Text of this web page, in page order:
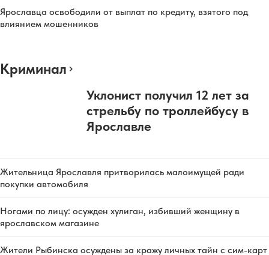
Ярославца освободили от выплат по кредиту, взятого под
влиянием мошенников
Криминал
Уклонист получил 12 лет за
стрельбу по троллейбусу в
Ярославле
Жительница Ярославля притворилась малоимущей ради
покупки автомобиля
Ногами по лицу: осужден хулиган, избивший женщину в
ярославском магазине
Жители Рыбинска осуждены за кражу личных тайн с сим-карт